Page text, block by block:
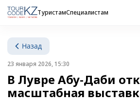
ТуристамСпециалистам
Назад
23 января 2026, 15:30
В Лувре Абу-Даби
масштабная